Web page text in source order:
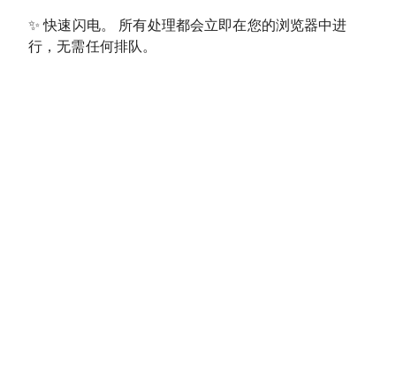
✨快速闪电。 所有处理都会立即在您的浏览器中进
行，无需任何排队。